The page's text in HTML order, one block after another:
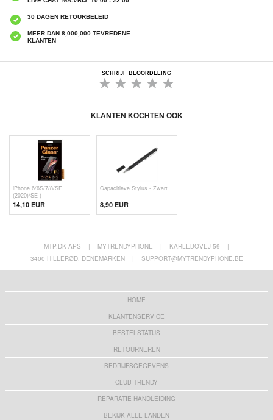
30 DAGEN RETOURBELEID
MEER DAN 8,000,000 TEVREDENE
KLANTEN
SCHRIJF BEOORDELING
KLANTEN KOCHTEN OOK
iPhone 6/6S/7/8/SE
(2020)/SE (
14,10 EUR
Capacitieve Stylus - Zwart
8,90 EUR
MTP.DK APS | MYTRENDYPHONE | KARLEBOVEJ 59
|
3400 HILLERØD, DENEMARKEN
| SUPPORT@MYTRENDYPHONE.BE
HOME
KLANTENSERVICE
BESTELSTATUS
RETOURNEREN
BEDRIJFSGEGEVENS
CLUB TRENDY
REPARATIE HANDLEIDING
BEKIJK ALLE LANDEN